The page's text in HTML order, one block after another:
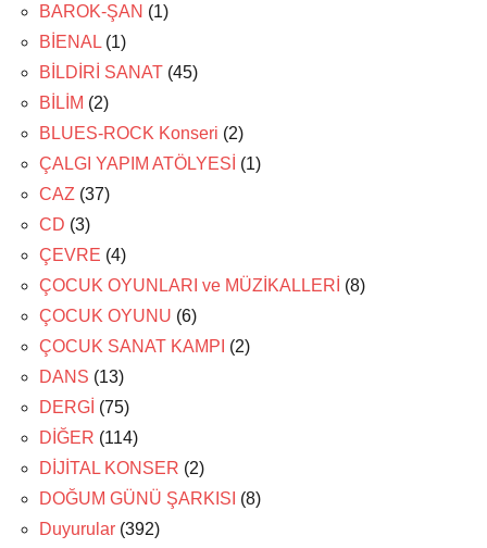
BAROK-ŞAN (1)
BİENAL (1)
BİLDİRİ SANAT (45)
BİLİM (2)
BLUES-ROCK Konseri (2)
ÇALGI YAPIM ATÖLYESİ (1)
CAZ (37)
CD (3)
ÇEVRE (4)
ÇOCUK OYUNLARI ve MÜZİKALLERİ (8)
ÇOCUK OYUNU (6)
ÇOCUK SANAT KAMPI (2)
DANS (13)
DERGİ (75)
DİĞER (114)
DİJİTAL KONSER (2)
DOĞUM GÜNÜ ŞARKISI (8)
Duyurular (392)